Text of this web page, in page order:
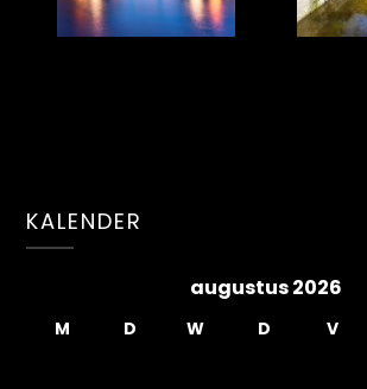
KALENDER
augustus 2026
M D W D V